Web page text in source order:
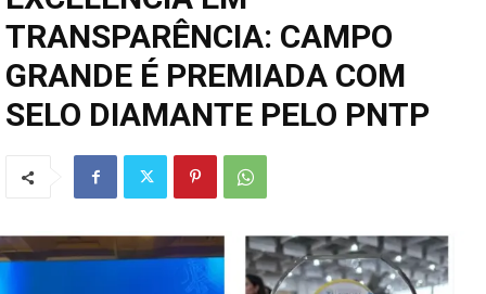
TRANSPARÊNCIA: CAMPO
GRANDE É PREMIADA COM
SELO DIAMANTE PELO PNTP